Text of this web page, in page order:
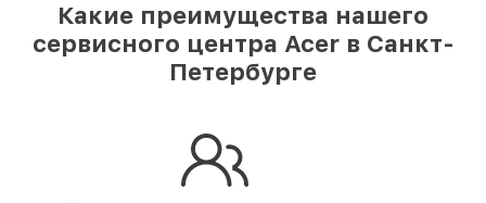
Какие преимущества нашего
сервисного центра Acer в Санкт-
Петербурге